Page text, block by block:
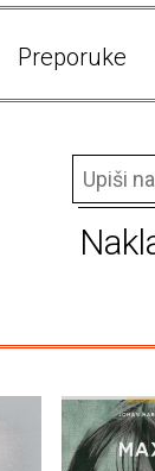
Preporuke